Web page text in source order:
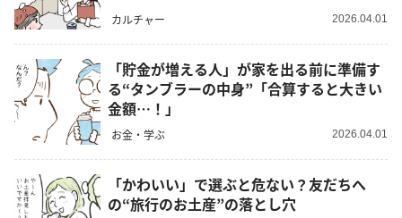
カルチャー 2026.04.01
「貯金が増える人」が家を出る前に準備す
る“タンブラーの中身”「合算すると大きい
金額…！」
お金・学ぶ 2026.04.01
「かわいい」で選ぶと危ない？友だちへ
の“旅行のお土産”の落とし穴